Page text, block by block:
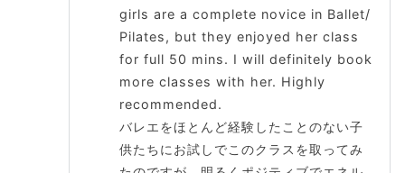
girls are a complete novice in Ballet/
Pilates, but they enjoyed her class
for full 50 mins. I will definitely book
more classes with her. Highly
recommended.
バレエをほとんど経験したことのない子
供たちにお試しでこのクラスを取ってみ